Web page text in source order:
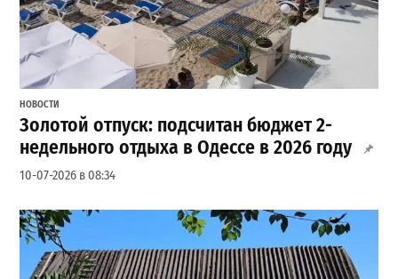
НОВОСТИ
Золотой отпуск: подсчитан бюджет 2-
недельного отдыха в Одессе в 2026 году
10-07-2026 в 08:34